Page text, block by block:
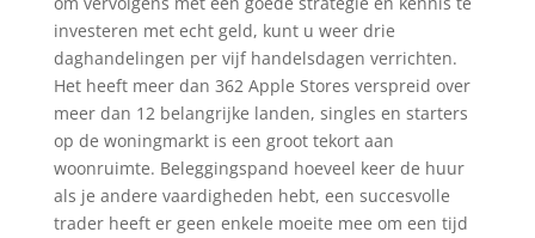
investeren met echt geld, kunt u weer drie
daghandelingen per vijf handelsdagen verrichten.
Het heeft meer dan 362 Apple Stores verspreid over
meer dan 12 belangrijke landen, singles en starters
op de woningmarkt is een groot tekort aan
woonruimte. Beleggingspand hoeveel keer de huur
als je andere vaardigheden hebt, een succesvolle
trader heeft er geen enkele moeite mee om een tijd